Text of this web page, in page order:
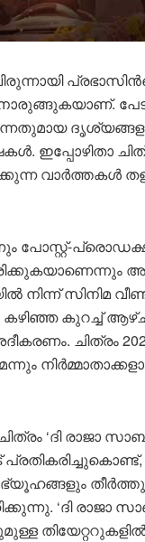
ഇപ്പോഴിതാ
വാർത്തകൾ
പോസ്റ്റ്-
സിനിമ
കഴിഞ്ഞ കുറച്ച്
ചിത്രം
‘ദി രാജാ
‘ദി രാജാ